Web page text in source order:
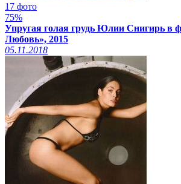
17 фото
75%
Упругая голая грудь Юлии Снигирь в
Любовь», 2015
05.11.2018